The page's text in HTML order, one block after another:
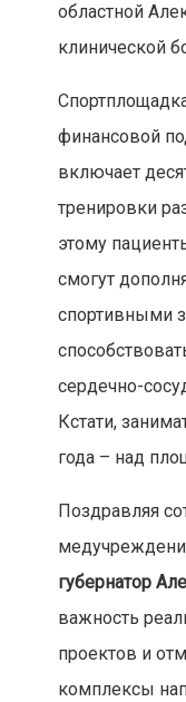
областной
клинической
финансовой
включает
тренировки
этому
смогут
спортивными
сердечно-
Кстати,
года – над
Поздравляя
губернатор
важность
проектов и
комплексы